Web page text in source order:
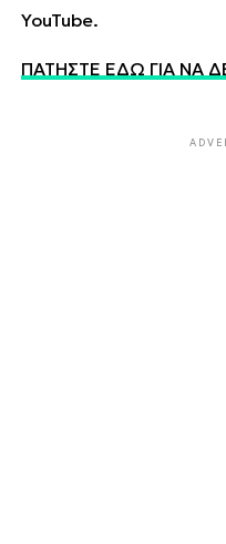
YouTube.
ΠΑΤΗΣΤΕ ΕΔΩ ΓΙΑ ΝΑ